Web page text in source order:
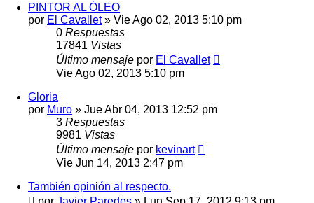
PINTOR AL ÓLEO
por El Cavallet» Vie Ago 02, 2013 5:10 pm
0 Respuestas
17841 Vistas
Último mensaje por El Cavallet
Vie Ago 02, 2013 5:10 pm
Gloria
por Muro » Jue Abr 04, 2013 12:52 pm
3 Respuestas
9981 Vistas
Último mensaje por kevinart
Vie Jun 14, 2013 2:47 pm
También opinión al respecto.